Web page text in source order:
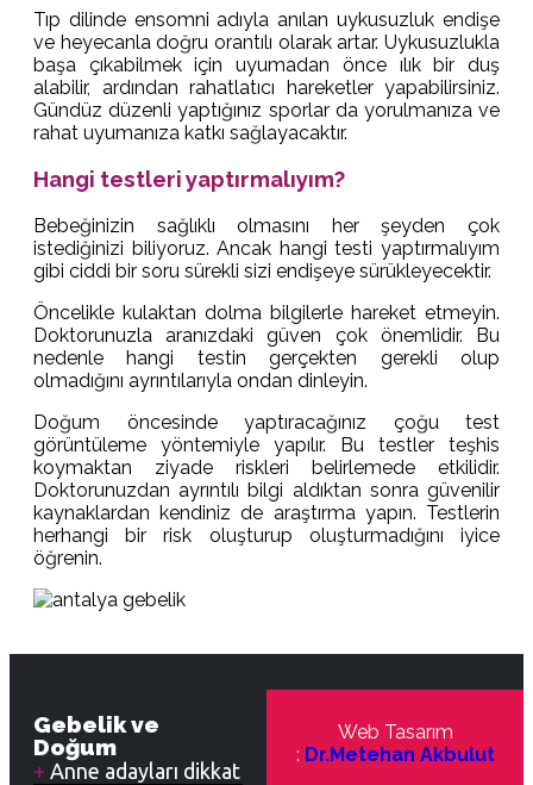
Tıp dilinde ensomni adıyla anılan uykusuzluk endişe
ve heyecanla doğru orantılı olarak artar. Uykusuzlukla
başa çıkabilmek için uyumadan önce ılık bir duş
alabilir, ardından rahatlatıcı hareketler yapabilirsiniz.
Gündüz düzenli yaptığınız sporlar da yorulmanıza ve
rahat uyumanıza katkı sağlayacaktır.
Hangi testleri yaptırmalıyım?
Bebeğinizin sağlıklı olmasını her şeyden çok
istediğinizi biliyoruz. Ancak hangi testi yaptırmalıyım
gibi ciddi bir soru sürekli sizi endişeye sürükleyecektir.
Öncelikle kulaktan dolma bilgilerle hareket etmeyin.
Doktorunuzla aranızdaki güven çok önemlidir. Bu
nedenle hangi testin gerçekten gerekli olup
olmadığını ayrıntılarıyla ondan dinleyin.
Doğum öncesinde yaptıracağınız çoğu test
görüntüleme yöntemiyle yapılır. Bu testler teşhis
koymaktan ziyade riskleri belirlemede etkilidir.
Doktorunuzdan ayrıntılı bilgi aldıktan sonra güvenilir
kaynaklardan kendiniz de araştırma yapın. Testlerin
herhangi bir risk oluşturup oluşturmadığını iyice
öğrenin.
Gebelik ve
Doğum
Anne adayları dikkat
Web Tasarım
: Dr.Metehan Akbulut